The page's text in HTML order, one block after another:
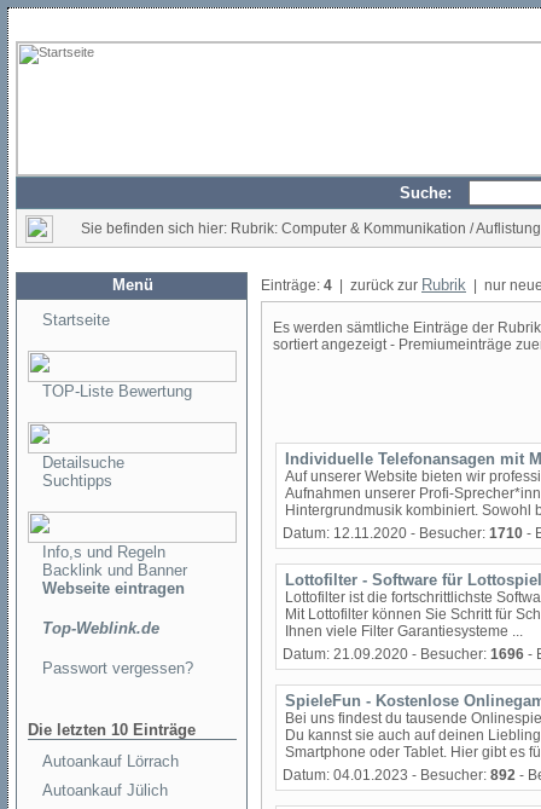
Suche:
Sie befinden sich hier: Rubrik: Computer & Kommunikation / Auflistung
Menü
Startseite
TOP-Liste Bewertung
Detailsuche
Suchtipps
Info,s und Regeln
Backlink und Banner
Webseite eintragen
Top-Weblink.de
Passwort vergessen?
Die letzten 10 Einträge
Autoankauf Lörrach
Autoankauf Jülich
Einträge: 4 | zurück zur Rubrik | nur
Es werden sämtliche Einträge der
sortiert angezeigt - Premiumeinträge
Individuelle Telefonansagen mit
Auf unserer Website bieten wir
Aufnahmen unserer Profi-
Hintergrundmusik kombiniert. Sowohl
Datum: 12.11.2020 - Besucher: 1710 -
Lottofilter - Software für
Lottofilter ist die fortschrittlichste
Mit Lottofilter können Sie Schritt für
Ihnen viele Filter Garantiesysteme ...
Datum: 21.09.2020 - Besucher: 1696 -
SpieleFun - Kostenlose
Bei uns findest du tausende
Du kannst sie auch auf deinen
Smartphone oder Tablet. Hier gibt es
Datum: 04.01.2023 - Besucher: 892 -